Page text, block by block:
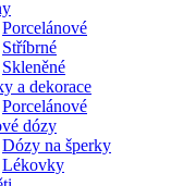
Porcelánové
Stříbrné
Skleněné
a dekorace
Porcelánové
dózy
Dózy na šperky
Lékovky